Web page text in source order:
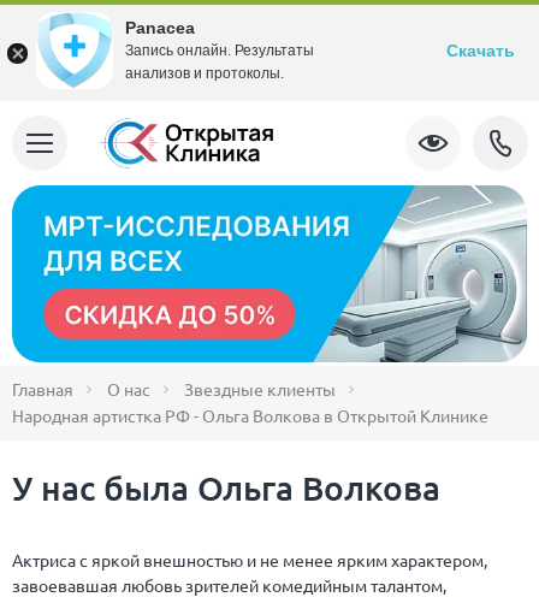
Главная О нас
Звездные клиенты
Народная артистка РФ - Ольга Волкова в Открытой Клинике
У нас была Ольга Волкова
Актриса с яркой внешностью и не менее ярким характером,
завоевавшая любовь зрителей комедийным талантом,
Panacea
Запись онлайн. Результаты
анализов и протоколы.
Скачать